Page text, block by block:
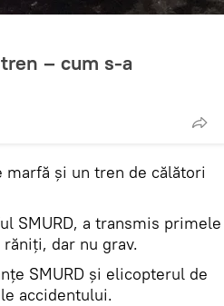
– cum s-a
și un tren de călători
SMURD, a transmis primele
dar nu grav.
SMURD și elicopterul de
accidentului.